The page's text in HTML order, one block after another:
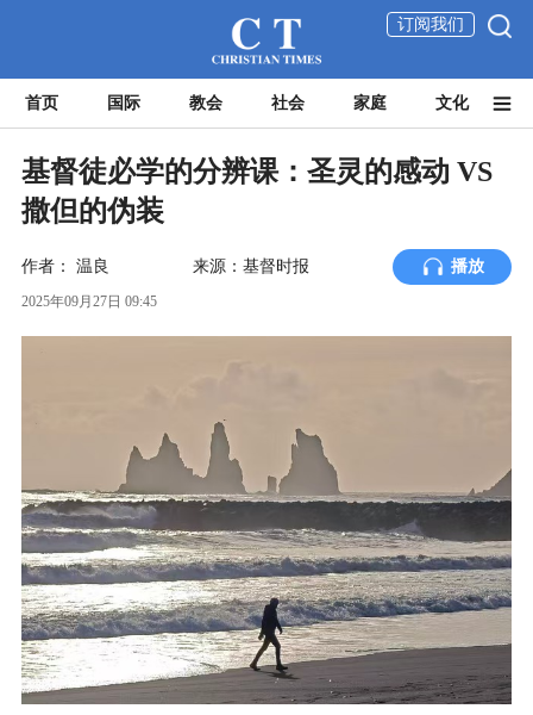
订阅我们
首页 国际 教会 社会 家庭 文化
基督徒必学的分辨课：圣灵的感动 VS
撒但的伪装
作者： 温良 来源：基督时报 播放
2025年09月27日 09:45